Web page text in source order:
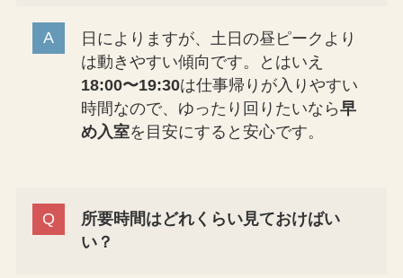
日によりますが、土日の昼ピークより
は動きやすい傾向です。とはいえ
18:00〜19:30は仕事帰りが入りやすい
時間なので、ゆったり回りたいなら早
め入室を目安にすると安心です。
所要時間はどれくらい見ておけばい
い？